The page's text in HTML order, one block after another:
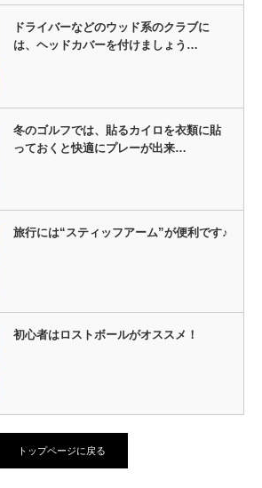
ドライバーなどのウッド系のクラブに
は、ヘッドカバーを付けましょう…
冬のゴルフでは、貼るカイロを衣類に貼
っておくと快適にプレーが出来…
旅行には“スティッフアーム”が便利です♪
初心者はロストボールがオススメ！
トップページに戻る